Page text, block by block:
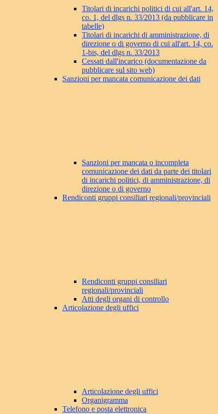
Titolari di incarichi politici di cui all'art. 14,
co. 1, del dlgs n. 33/2013 (da pubblicare in
tabelle)
Titolari di incarichi di amministrazione, di
direzione o di governo di cui all'art. 14, co.
1-bis, del dlgs n. 33/2013
Cessati dall'incarico (documentazione da
pubblicare sul sito web)
Sanzioni per mancata comunicazione dei dati
Sanzioni per mancata o incompleta
comunicazione dei dati da parte dei titolari
di incarichi politici, di amministrazione, di
direzione o di governo
Rendiconti gruppi consiliari regionali/provinciali
Rendiconti gruppi consiliari
regionali/provinciali
Atti degli organi di controllo
Articolazione degli uffici
Articolazione degli uffici
Organigramma
Telefono e posta elettronica